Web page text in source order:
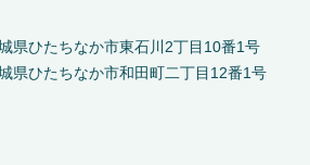
ひたちなか市東石川2丁目10番1号
ひたちなか市和田町二丁目12番1号